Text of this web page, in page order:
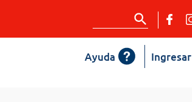
Ingresar
Ayuda